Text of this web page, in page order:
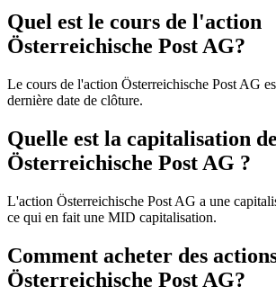
Quel est le cours de l'action
Österreichische Post AG?
Le cours de l'action Österreichische Post AG
dernière date de clôture.
Quelle est la capitalisation de
Österreichische Post AG ?
L'action Österreichische Post AG a une
ce qui en fait une MID capitalisation.
Comment acheter des
Österreichische Post AG?